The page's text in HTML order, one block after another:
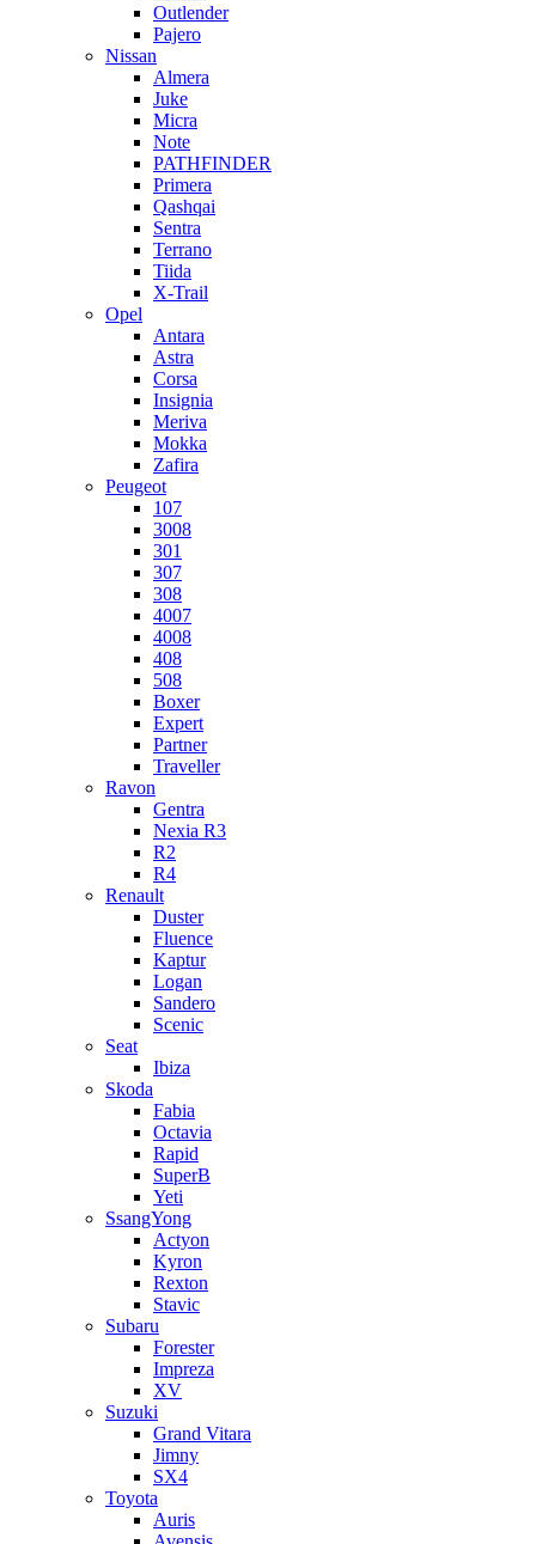
Outlender
Pajero
Nissan
Almera
Juke
Micra
Note
PATHFINDER
Primera
Qashqai
Sentra
Terrano
Tiida
X-Trail
Opel
Antara
Astra
Corsa
Insignia
Meriva
Mokka
Zafira
Peugeot
107
3008
301
307
308
4007
4008
408
508
Boxer
Expert
Partner
Traveller
Ravon
Gentra
Nexia R3
R2
R4
Renault
Duster
Fluence
Kaptur
Logan
Sandero
Scenic
Seat
Ibiza
Skoda
Fabia
Octavia
Rapid
SuperB
Yeti
SsangYong
Actyon
Kyron
Rexton
Stavic
Subaru
Forester
Impreza
XV
Suzuki
Grand Vitara
Jimny
SX4
Toyota
Auris